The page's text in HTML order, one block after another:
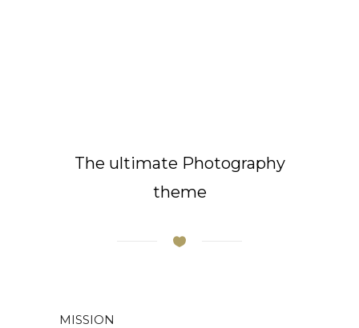
The ultimate Photography
theme
MISSION